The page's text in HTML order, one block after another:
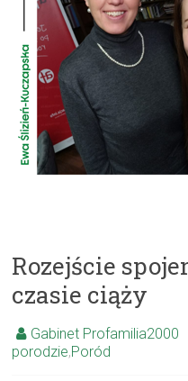
Rozejście
czasie ciąży
Gabinet Profamilia2000
porodzie,Poród